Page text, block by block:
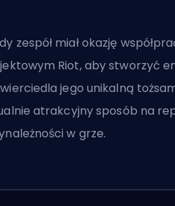
zespół miał okazję
Riot, aby stworzyć
jego unikalną
atrakcyjny sposób na
w grze.